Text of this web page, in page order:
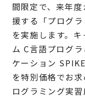
間限定で、来年
援する「プログラ
を実施します。
ム C言語プログ
ケーション
を特別価格でお
ログラミング実